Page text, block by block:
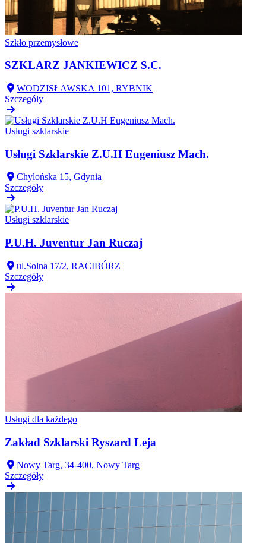
Szkło przemysłowe
SZKLARZ JANKIEWICZ S.C.
WODZISŁAWSKA 101, RYBNIK
Szczegóły
Usługi szklarskie
Usługi Szklarskie Z.U.H Eugeniusz Mach.
Chylońska 15, Gdynia
Szczegóły
Usługi szklarskie
P.U.H. Juventur Jan Ruczaj
ul.Solna 17/2, RACIBÓRZ
Szczegóły
Usługi dla każdego
Zakład Szklarski Ryszard Leja
Nowy Targ, 34-400, Nowy Targ
Szczegóły